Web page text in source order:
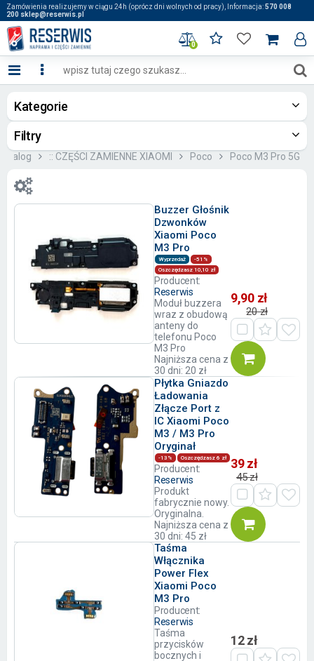
Zamówienia realizujemy w ciągu 24h (oprócz dni wolnych od pracy), Informacja:570 008
200 sklep@reserwis.pl
0
Kategorie
Filtry
:: CZĘŚCI ZAMIENNE XIAOMI Poco Poco M3 Pro 5G
Buzzer Głośnik
Dzwonków
Xiaomi Poco
M3 Pro
Wyprzedaż
-51%
Oszczędzasz 10,10 zł
Producent:
Reserwis
Moduł buzzera
wraz z obudową
anteny do
telefonu Poco
M3 Pro
Najniższa cena z
30 dni: 20 zł
9,90 zł
20 zł
Płytka Gniazdo
Ładowania
Złącze Port z
IC Xiaomi Poco
M3 / M3 Pro
Oryginał
-13% Oszczędzasz 6 zł
Producent:
Reserwis
Produkt
fabrycznie nowy.
Oryginalna.
Najniższa cena z
30 dni: 45 zł
39 zł
45 zł
Taśma
Włącznika
Power Flex
Xiaomi Poco
M3 Pro
Producent:
Reserwis
Taśma
przycisków
bocznych i
12 zł